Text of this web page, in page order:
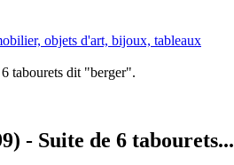
objets d'art, bijoux, tableaux
tabourets dit "berger".
- Suite de 6 tabourets...